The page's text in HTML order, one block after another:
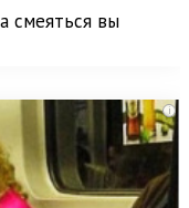
смеяться вы
i